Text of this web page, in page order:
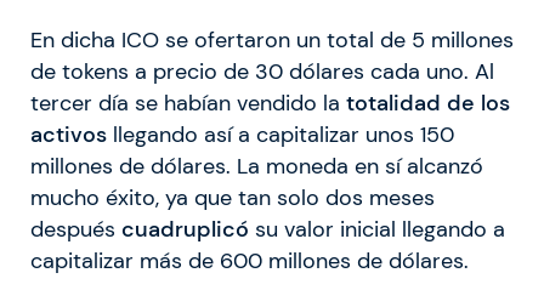
En dicha ICO se ofertaron un total de 5 millones
de tokens a precio de 30 dólares cada uno. Al
tercer día se habían vendido la totalidad de los
activos llegando así a capitalizar unos 150
millones de dólares. La moneda en sí alcanzó
mucho éxito, ya que tan solo dos meses
después cuadruplicó su valor inicial llegando a
capitalizar más de 600 millones de dólares.